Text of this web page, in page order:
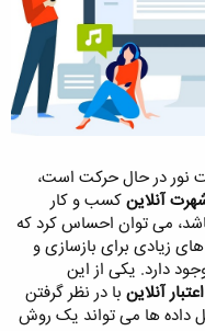
نور در حال حرکت است،
آنلاینکسب و کار
می توان احساس کرد که
زیادی برای بازسازی و
دارد. یکی از این
آنلاین با در نظر گرفتن
داده ها می تواند یک روش